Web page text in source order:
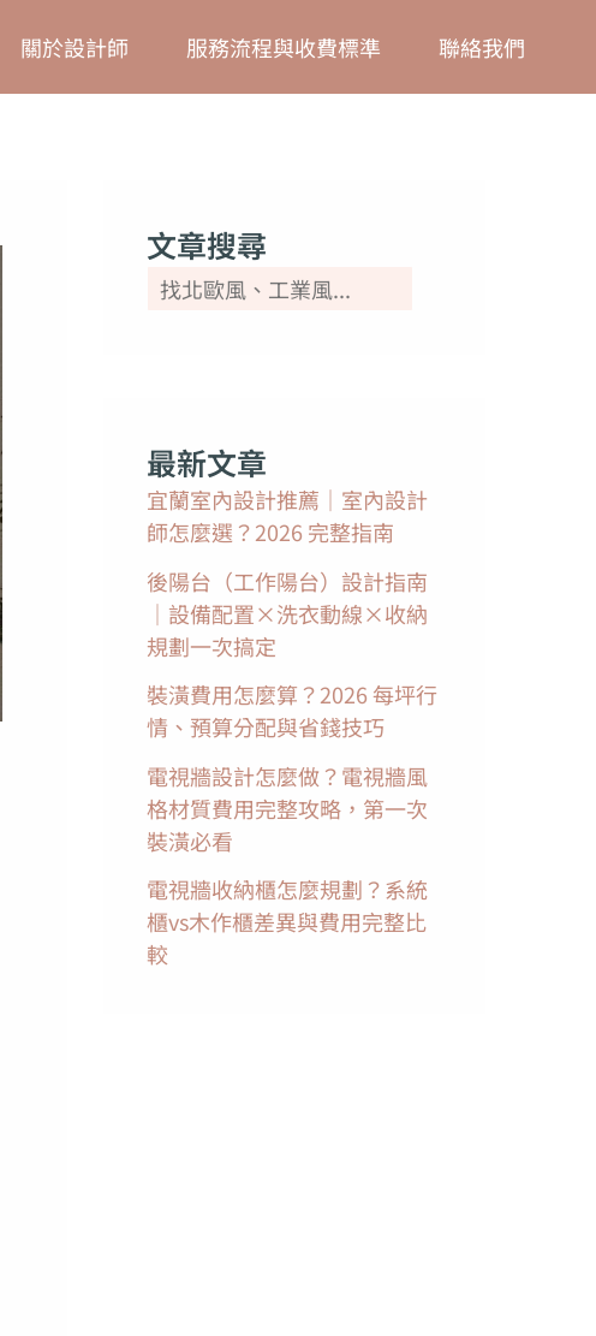
關於設計師 服務流程與收費標準 聯絡我們
文章搜尋
最新文章
宜蘭室內設計推薦｜室內設計
師怎麼選？2026 完整指南
後陽台（工作陽台）設計指南
｜設備配置×洗衣動線×收納
規劃一次搞定
裝潢費用怎麼算？2026 每坪行
情、預算分配與省錢技巧
電視牆設計怎麼做？電視牆風
格材質費用完整攻略，第一次
裝潢必看
電視牆收納櫃怎麼規劃？系統
櫃vs木作櫃差異與費用完整比
較